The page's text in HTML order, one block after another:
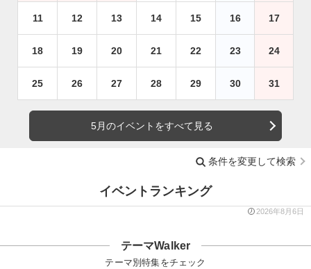
11 12 13 14 15 16 17
18 19 20 21 22 23 24
25 26 27 28 29 30 31
5月のイベントをすべて見る
条件を変更して検索
イベントランキング
2026年8月6日
テーマWalker
テーマ別特集をチェック